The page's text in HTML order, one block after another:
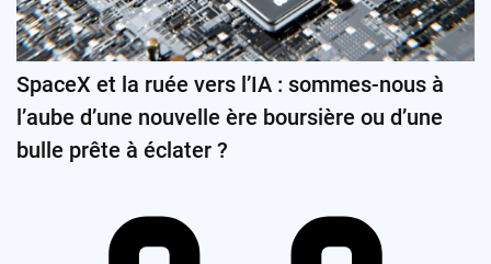
SpaceX et la ruée vers l’IA : sommes-nous à
l’aube d’une nouvelle ère boursière ou d’une
bulle prête à éclater ?